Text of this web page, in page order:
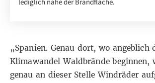
lediglich nahe der Brandfläche.
„Spanien. Genau dort, wo angeblich
Klimawandel Waldbrände beginnen,
genau an dieser Stelle Windräder